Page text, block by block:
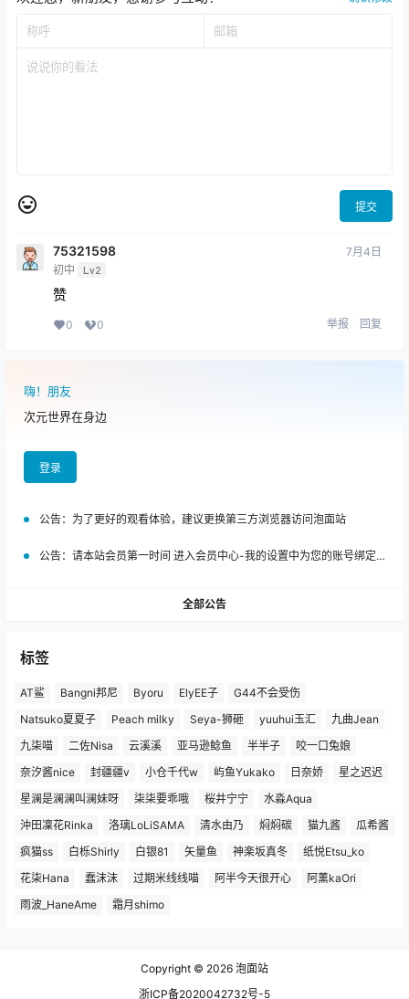
提交
75321598
初中 Lv2
7月4日
赞
0 0 举报 回复
嗨！朋友
次元世界在身边
登录
公告： 为了更好的观看体验，建议更换第三方浏览器访问泡面站
公告： 请本站会员第一时间 进入会员中心-我的设置中为您的账号绑定邮箱!
全部公告
标签
AT鲨 Bangni邦尼 Byoru ElyEE子
G44不会受伤
Natsuko夏夏子
Peach milky Seya-狮砸 yuuhui玉汇
九曲Jean
九柒喵
二佐Nisa 云溪溪 亚马逊鲶鱼 半半子
咬一口兔娘
奈汐酱nice
封疆疆v 小仓千代w 屿鱼Yukako 日奈娇
星之迟迟
星澜是澜澜叫澜妹呀
柒柒要乖哦 桜井宁宁
水淼Aqua
沖田凜花Rinka
洛璃LoLiSAMA 清水由乃 焖焖碳 猫九酱
瓜希酱
疯猫ss
白栎Shirly 白银81 矢量鱼 神楽坂真冬
纸悦Etsu_ko
花柒Hana
蠢沫沫 过期米线线喵 阿半今天很开心
阿薰kaOri
雨波_HaneAme
霜月shimo
Copyright © 2026 泡面站
浙ICP备2020042732号-5